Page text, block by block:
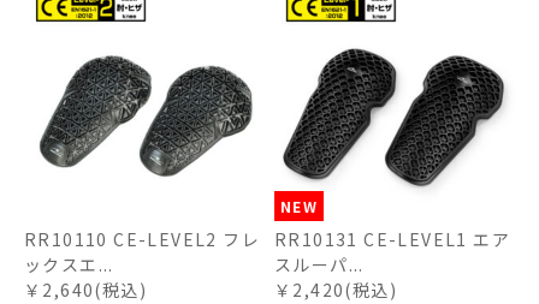
RR10110 CE-LEVEL2 フレ
ックスエ...
￥2,640(税込)
NEW
RR10131 CE-LEVEL1 エア
スルーパ...
￥2,420(税込)